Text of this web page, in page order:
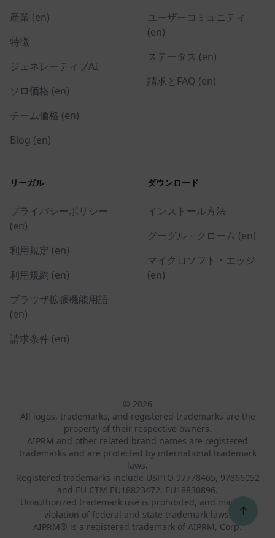
産業 (en)
特徴
ジェネレーティブAI
ソロ価格 (en)
チーム価格 (en)
Blog (en)
ユーザーコミュニティ
(en)
ステータス (en)
請求とFAQ (en)
リーガル
プライバシーポリシー
(en)
利用規定 (en)
利用規約 (en)
ブラウザ拡張機能用語
(en)
請求条件 (en)
ダウンロード
インストール方法
グーグル・クローム (en)
マイクロソフト・エッジ
(en)
© 2026
All logos, trademarks, and registered trademarks are the
property of their respective owners.
AIPRM and other related brand names are registered
trademarks and are protected by international trademark
laws.
Registered trademarks include USPTO 97778465, 97866052
and EU CTM EU18823472, EU18830896.
Unauthorized trademark use is prohibited, and may be a
violation of federal and state trademark laws.
AIPRM® is a registered trademark of AIPRM, Corp.
↑